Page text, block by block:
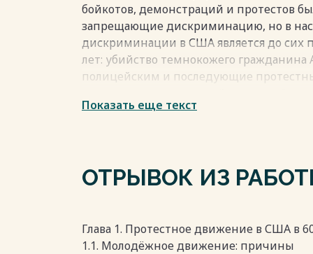
бойкотов, демонстраций и протестов
запрещающие дискриминацию, но в
дискриминации в США является до сих
лет: убийство темнокожего
полицейским и последующие
Новизна исследования заключается в
Показать еще текст
ОТРЫВОК ИЗ
Глава 1. Протестное движение в США в
1.1. Молодёжное движение: причины